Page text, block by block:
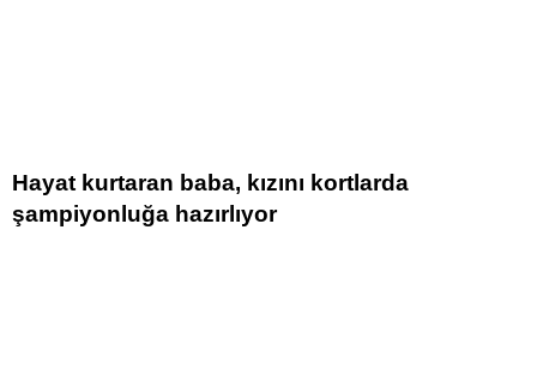
Hayat kurtaran baba, kızını kortlarda
şampiyonluğa hazırlıyor